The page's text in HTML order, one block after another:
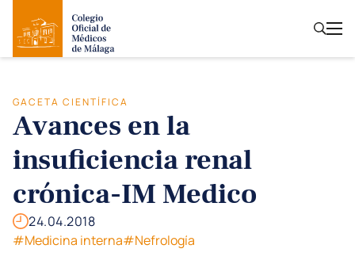
GACETA CIENTÍFICA
Avances en la
insuficiencia renal
crónica-IM Medico
24.04.2018
#Medicina interna#Nefrología